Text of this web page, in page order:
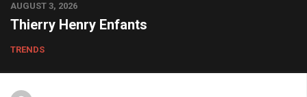
AUGUST 3, 2026
Thierry Henry Enfants
TRENDS